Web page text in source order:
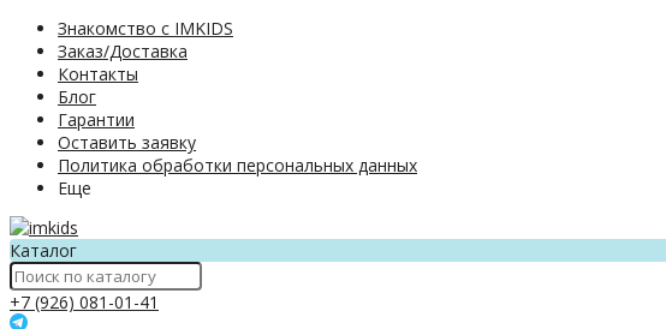
Знакомство с IMKIDS
Заказ/Доставка
Контакты
Блог
Гарантии
Оставить заявку
Политика обработки персональных данных
Еще
Каталог
+7 (926) 081-01-41